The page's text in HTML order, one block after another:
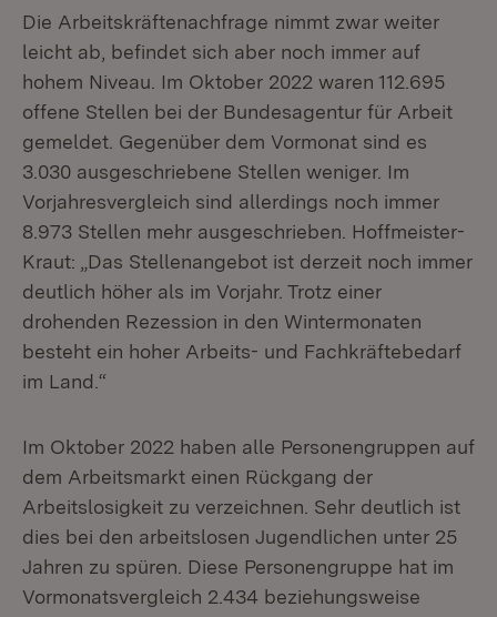
Die Arbeitskräftenachfrage nimmt zwar weiter
leicht ab, befindet sich aber noch immer auf
hohem Niveau. Im Oktober 2022 waren 112.695
offene Stellen bei der Bundesagentur für Arbeit
gemeldet. Gegenüber dem Vormonat sind es
3.030 ausgeschriebene Stellen weniger. Im
Vorjahresvergleich sind allerdings noch immer
8.973 Stellen mehr ausgeschrieben. Hoffmeister-
Kraut: „Das Stellenangebot ist derzeit noch immer
deutlich höher als im Vorjahr. Trotz einer
drohenden Rezession in den Wintermonaten
besteht ein hoher Arbeits- und Fachkräftebedarf
im Land.“
Im Oktober 2022 haben alle Personengruppen auf
dem Arbeitsmarkt einen Rückgang der
Arbeitslosigkeit zu verzeichnen. Sehr deutlich ist
dies bei den arbeitslosen Jugendlichen unter 25
Jahren zu spüren. Diese Personengruppe hat im
Vormonatsvergleich 2.434 beziehungsweise